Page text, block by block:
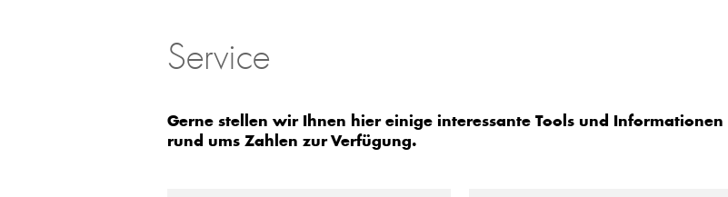
Service
Gerne stellen wir Ihnen hier einige interessante Tools und Informationen
rund ums Zahlen zur Verfügung.